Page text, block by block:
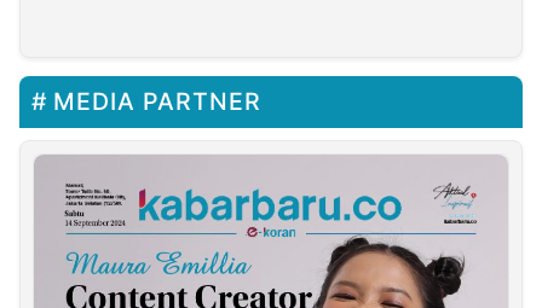
MEDIA PARTNER